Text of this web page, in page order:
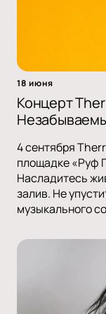
18 июня
Концерт
4 сентября
площадке «Руф
Насладитесь
залив. Не
музыкального